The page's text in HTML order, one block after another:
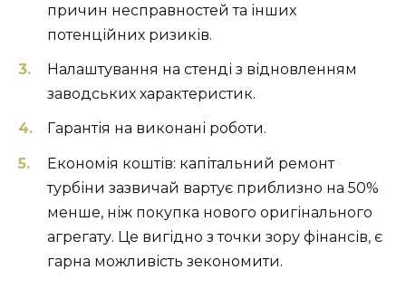
причин несправностей та інших
потенційних ризиків.
Налаштування на стенді з відновленням
заводських характеристик.
Гарантія на виконані роботи.
Економія коштів: капітальний ремонт
турбіни зазвичай вартує приблизно на 50%
менше, ніж покупка нового оригінального
агрегату. Це вигідно з точки зору фінансів, є
гарна можливість зекономити.